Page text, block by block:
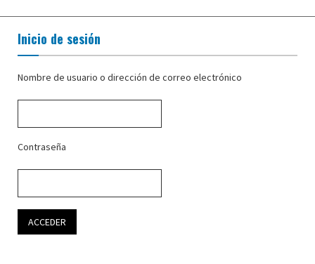
Inicio de sesión
Nombre de usuario o dirección de correo electrónico
Contraseña